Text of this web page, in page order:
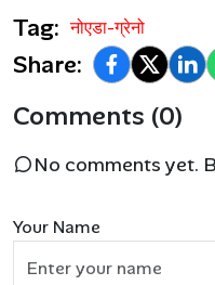
Tag: नोएडा-ग्रेनो
Share:
Comments (0)
No comments yet.
Your Name